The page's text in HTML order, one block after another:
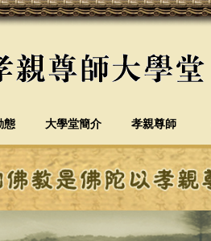
態 大學堂簡介 孝親尊師